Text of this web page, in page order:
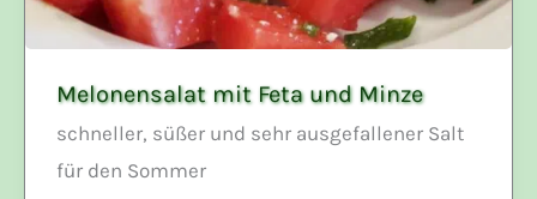
Melonensalat mit Feta und Minze
schneller, süßer und sehr ausgefallener Salt
für den Sommer